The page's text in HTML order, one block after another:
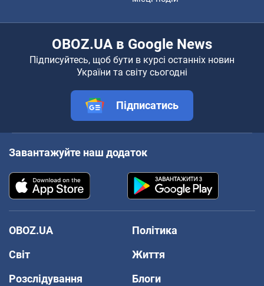
OBOZ.UA в Google News
Підписуйтесь, щоб бути в курсі останніх новин
України та світу сьогодні
Підписатись
Завантажуйте наш додаток
OBOZ.UA
Політика
Світ
Життя
Розслідування
Блоги